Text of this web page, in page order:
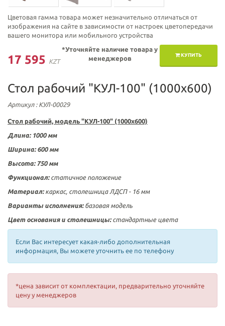
Цветовая гамма товара может незначительно отличаться от
изображения на сайте в зависимости от настроек цветопередачи
вашего монитора или мобильного устройства
17 595 KZT
КУПИТЬ
*Уточняйте наличие товара у
менеджеров
Стол рабочий "КУЛ-100" (1000х600)
Артикул: КУЛ-00029
Стол рабочий, модель "КУЛ-100" (1000х600)
Длина: 1000 мм
Ширина: 600 мм
Высота: 750 мм
Функционал: статичное положение
Материал: каркас, столешница ЛДСП - 16 мм
Варианты исполнения:базовая модель
Цвет основания и столешницы:стандартные цвета
Если Вас интересует какая-либо дополнительная
информация, Вы можете уточнить ее по телефону
*цена зависит от комплектации, предварительно уточняйте
цену у менеджеров